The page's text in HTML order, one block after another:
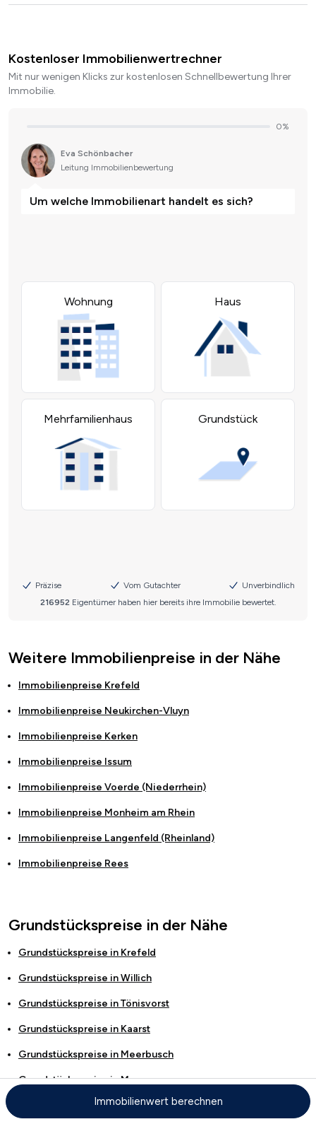
Kostenloser Immobilienwertrechner
Mit nur wenigen Klicks zur kostenlosen Schnellbewertung Ihrer
Immobilie.
Weitere Immobilienpreise in der Nähe
Immobilienpreise Krefeld
Immobilienpreise Neukirchen-Vluyn
Immobilienpreise Kerken
Immobilienpreise Issum
Immobilienpreise Voerde (Niederrhein)
Immobilienpreise Monheim am Rhein
Immobilienpreise Langenfeld (Rheinland)
Immobilienpreise Rees
Grundstückspreise in der Nähe
Grundstückspreise in Krefeld
Grundstückspreise inWillich
Grundstückspreise inTönisvorst
Grundstückspreise in Kaarst
Grundstückspreise in Meerbusch
Grundstückspreise inMoers
Grundstückspreise inKorschenbroich
Immobilienwert berechnen